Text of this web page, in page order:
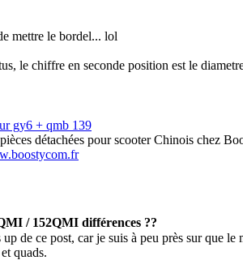
mettre le bordel... lol
le chiffre en seconde position est le
gy6 + qmb 139
détachées pour scooter Chinois chez
/ 152QMI différences ??
de ce post, car je suis à peu près sur que
quads.